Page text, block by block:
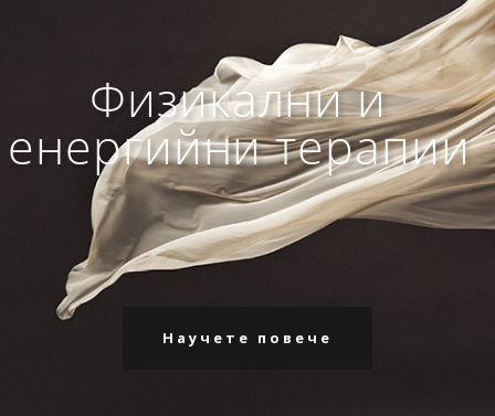
Физикални и
енергийни терапии
Научете повече